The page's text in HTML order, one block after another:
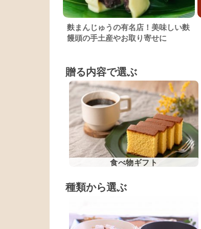
麩まんじゅうの有名店！美味しい麩
饅頭の手土産やお取り寄せに
贈る内容で選ぶ
食べ物ギフト
種類から選ぶ